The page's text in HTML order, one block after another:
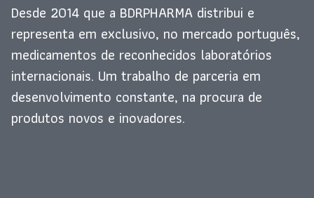
Desde 2014 que a BDRPHARMA distribui e
representa em exclusivo, no mercado português,
medicamentos de reconhecidos laboratórios
internacionais. Um trabalho de parceria em
desenvolvimento constante, na procura de
produtos novos e inovadores.